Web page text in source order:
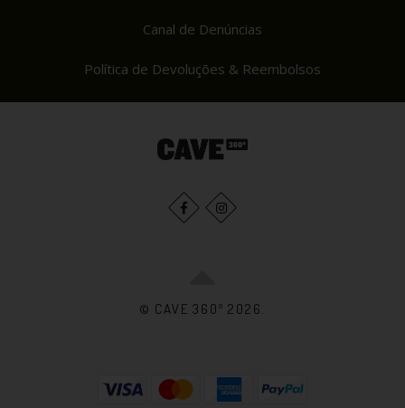
Canal de Denúncias
Política de Devoluções & Reembolsos
© CAVE 360º 2026.